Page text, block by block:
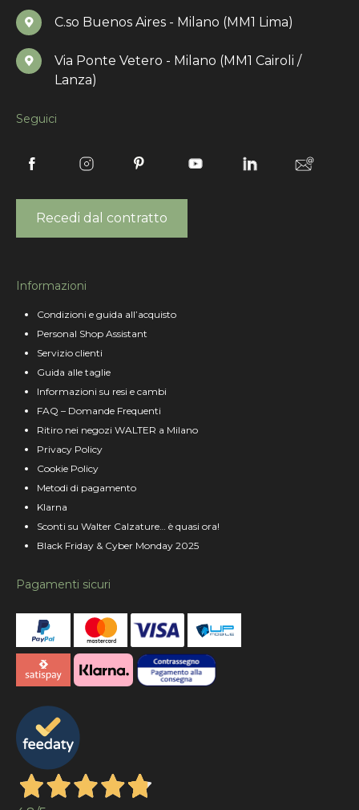
C.so Buenos Aires - Milano (MM1 Lima)
Via Ponte Vetero - Milano (MM1 Cairoli /
Lanza)
Seguici
Recedi dal contratto
Informazioni
Condizioni e guida all’acquisto
Personal Shop Assistant
Servizio clienti
Guida alle taglie
Informazioni su resi e cambi
FAQ – Domande Frequenti
Ritiro nei negozi WALTER a Milano
Privacy Policy
Cookie Policy
Metodi di pagamento
Klarna
Sconti su Walter Calzature… è quasi ora!
Black Friday & Cyber Monday 2025
Pagamenti sicuri